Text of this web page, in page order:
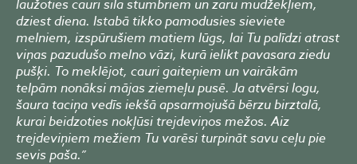
laužoties cauri sila stumbriem un zaru mudžekļiem,
dziest diena. Istabā tikko pamodusies sieviete
melniem, izspūrušiem matiem lūgs, lai Tu palīdzi atrast
viņas pazudušo melno vāzi, kurā ielikt pavasara ziedu
pušķi. To meklējot, cauri gaiteņiem un vairākām
telpām nonāksi mājas ziemeļu pusē. Ja atvērsi logu,
šaura taciņa vedīs iekšā apsarmojušā bērzu birztalā,
kurai beidzoties nokļūsi trejdeviņos mežos. Aiz
trejdeviņiem mežiem Tu varēsi turpināt savu ceļu pie
sevis paša.”